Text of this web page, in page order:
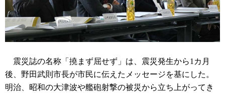
震災誌の名称「撓まず屈せず」は、震災発生から1カ月
後、野田武則市長が市民に伝えたメッセージを基にした。
明治、昭和の大津波や艦砲射撃の被災から立ち上がってき